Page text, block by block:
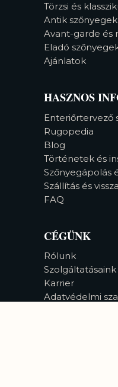
Törzsi és
Antik szőnyegek
Avant-garde és
Eladó
Ajánlatok
HASZNOS
Enteriőrtervező
Rugopedia
Blog
Történetek és
Szőnyegápolás
Szállítás és
FAQ
CÉGÜNK
Rólunk
Szolgáltatásaink
Karrier
Adatvédelmi